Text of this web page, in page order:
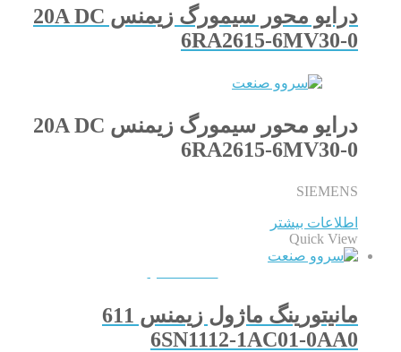
درایو محور سیمورگ زیمنس 20A DC
6RA2615-6MV30-0
درایو محور سیمورگ زیمنس 20A DC
6RA2615-6MV30-0
SIEMENS
اطلاعات بیشتر
Quick View
مانیتورینگ ماژول زیمنس 611
6SN1112-1AC01-0AA0